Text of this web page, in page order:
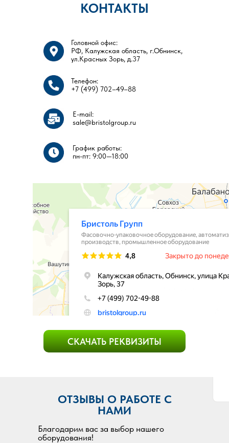
КОНТАКТЫ
Головной офис:
РФ, Калужская область, г.Обнинск,
ул.Красных Зорь, д.37
Телефон:
+7 (499) 702–49–88
E-mail:
sale@bristolgroup.ru
График работы:
пн-пт: 9:00—18:00​​
СКАЧАТЬ РЕКВИЗИТЫ
Благодарим вас за выбор нашего
оборудования!
ОТЗЫВЫ О РАБОТЕ С
НАМИ
ПОСЕТИТЬ НАШ ШОУРУМ